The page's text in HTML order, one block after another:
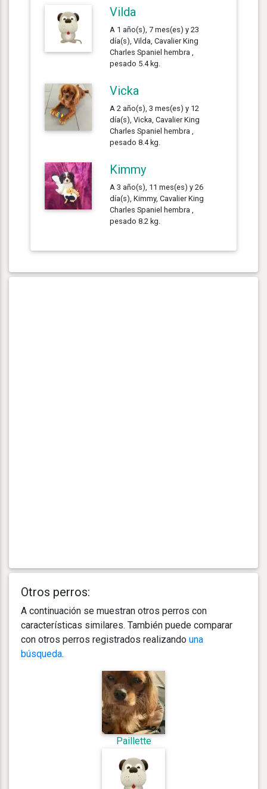
Vilda
A 1 año(s), 7 mes(es) y 23
día(s), Vilda, Cavalier King
Charles Spaniel hembra ,
pesado 5.4 kg.
Vicka
A 2 año(s), 3 mes(es) y 12
día(s), Vicka, Cavalier King
Charles Spaniel hembra ,
pesado 8.4 kg.
Kimmy
A 3 año(s), 11 mes(es) y 26
día(s), Kimmy, Cavalier King
Charles Spaniel hembra ,
pesado 8.2 kg.
Otros perros:
A continuación se muestran otros perros con
características similares. También puede comparar
con otros perros registrados realizando una
búsqueda.
Paillette